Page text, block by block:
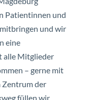
Patientinnen und
und wir
eine
alle Mitglieder
– gerne mit
Zentrum der
füllen wir